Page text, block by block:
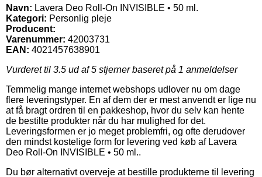
Navn: Lavera Deo Roll-On INVISIBLE • 50 ml.
Kategori: Personlig pleje
Producent:
Varenummer: 42003731
EAN: 4021457638901
Vurderet til 3.5 ud af 5 stjerner baseret på 1 anmeldelser
Temmelig mange internet webshops udlover nu om dage
flere leveringstyper. En af dem der er mest anvendt er lige nu
at få bragt ordren til en pakkeshop, hvor du selv kan hente
de bestilte produkter når du har mulighed for det.
Leveringsformen er jo meget problemfri, og ofte derudover
den mindst kostelige form for levering ved køb af Lavera
Deo Roll-On INVISIBLE • 50 ml..
Du bør alternativt overveje at bestille produkterne til levering